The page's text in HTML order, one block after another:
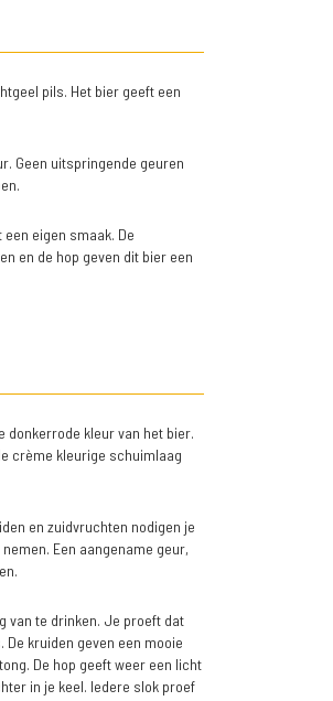
pils. Het bier geeft een
Geen uitspringende geuren
eigen smaak. De
en de hop geven dit bier een
donkerrode kleur van het bier.
crème kleurige schuimlaag
en zuidvruchten nodigen je
Een aangename geur,
van te drinken. Je proeft dat
kruiden geven een mooie
De hop geeft weer een licht
in je keel. Iedere slok proef